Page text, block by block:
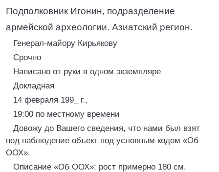
Подполковник Игонин, подразделение
армейской археологии. Азиатский регион.
Генерал-майору Кирьякову
Срочно
Написано от руки в одном экземпляре
Докладная
14 февраля 199_ г.,
19:00 по местному времени
Довожу до Вашего сведения, что нами был взят
под наблюдение объект под условным кодом «Об
ООХ».
Описание «Об ООХ»: рост примерно 180 см,